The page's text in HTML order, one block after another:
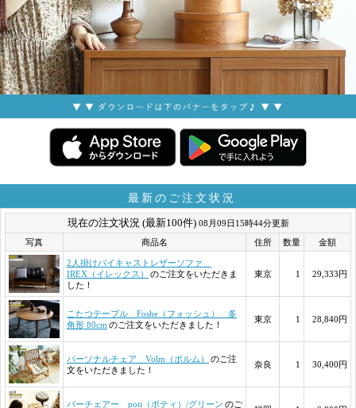
最新のご注文状況